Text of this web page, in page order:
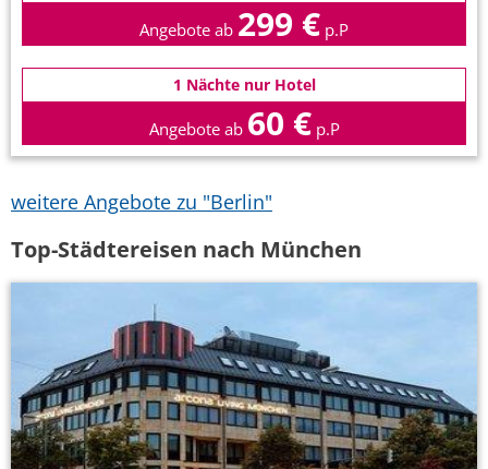
Angebote ab 299 € p.P
1 Nächte nur Hotel
Angebote ab 60 € p.P
weitere Angebote zu "Berlin"
Top-Städtereisen nach München